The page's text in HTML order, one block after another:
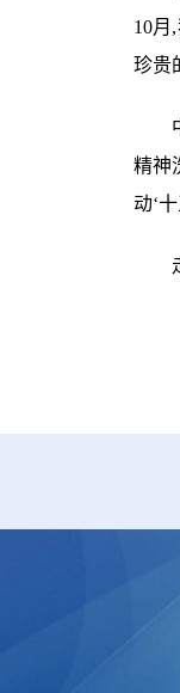
10月
珍贵
精神
动‘